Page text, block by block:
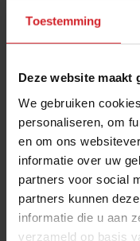
Toestemming
Deze website maakt
We gebruiken
personaliseren, om
en om ons
informatie over uw
partners voor social
partners kunnen
informatie die u aan
verzameld op basis
23
24